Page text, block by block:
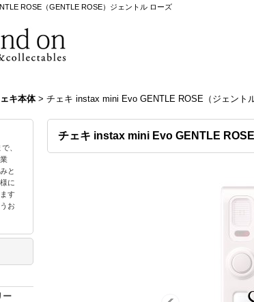
ROSE（GENTLE ROSE）ジェントル ローズ
キ本体 > チェキ instax mini Evo GENTLE ROSE（ジェント
、
と
に
す
お
ー
チェキ instax mini Evo GENTLE ROSE